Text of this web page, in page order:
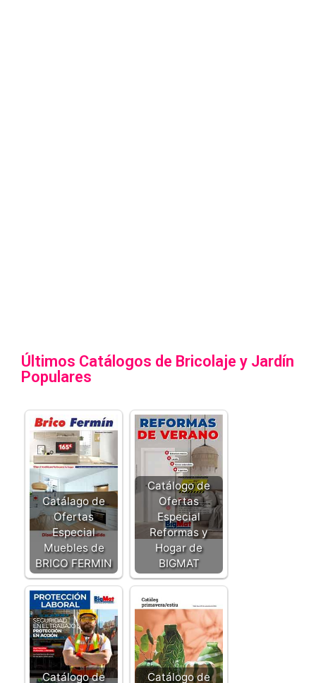
Últimos Catálogos de Bricolaje y Jardín
Populares
Catálago de
Ofertas
Especial
Muebles de
BRICO FERMIN
Catálogo de
Ofertas
Especial
Reformas y
Hogar de
BIGMAT
Catálogo de Catálogo de